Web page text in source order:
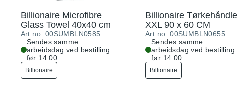
Billionaire Microfibre
Glass Towel 40x40 cm
Art no: 00SUMBLN0585
Sendes samme
arbeidsdag ved bestilling
før 14:00
Billionaire
Billionaire Tørkehåndle
XXL 90 x 60 CM
Art no:00SUMBLN0655
Sendes samme
arbeidsdag ved bestilling
før 14:00
Billionaire